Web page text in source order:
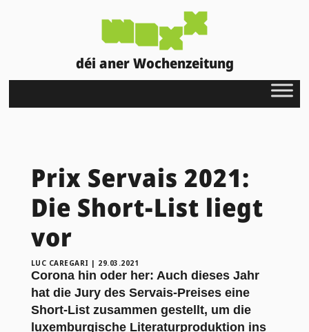
déi aner Wochenzeitung
Prix Servais 2021:
Die Short-List liegt
vor
LUC CAREGARI | 29.03.2021
Corona hin oder her: Auch dieses Jahr
hat die Jury des Servais-Preises eine
Short-List zusammen gestellt, um die
luxemburgische Literaturproduktion ins